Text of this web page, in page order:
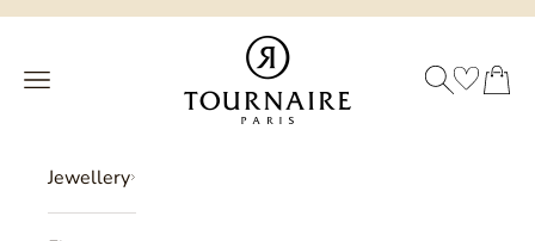
Skip to content
Philippe Tournaire
Menu
SEARCH CART
Jewellery